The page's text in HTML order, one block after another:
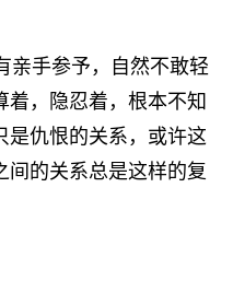
手参予，自然不敢轻
着，隐忍着，根本不知
是仇恨的关系，或许这
间的关系总是这样的复